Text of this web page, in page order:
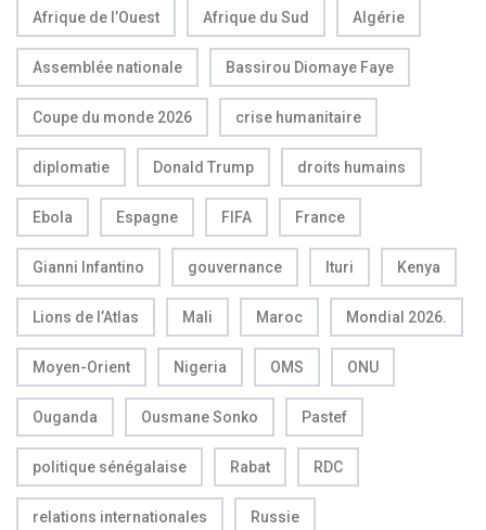
Afrique de l’Ouest Afrique du Sud Algérie
Assemblée nationale Bassirou Diomaye Faye
Coupe du monde 2026 crise humanitaire
diplomatie Donald Trump droits humains
Ebola Espagne FIFA France
Gianni Infantino gouvernance Ituri Kenya
Lions de l’Atlas Mali Maroc Mondial 2026.
Moyen-Orient Nigeria OMS ONU
Ouganda Ousmane Sonko Pastef
politique sénégalaise Rabat RDC
relations internationales Russie